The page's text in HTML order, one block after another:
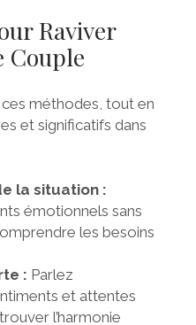
Raviver
Couple
méthodes, tout en
et significatifs dans
la situation :
émotionnels sans
les besoins
: Parlez
et attentes
l’harmonie